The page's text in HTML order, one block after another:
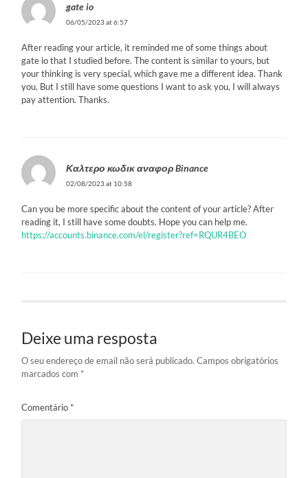
gate io
06/05/2023 at 6:57
After reading your article, it reminded me of some things about
gate io that I studied before. The content is similar to yours, but
your thinking is very special, which gave me a different idea. Thank
you. But I still have some questions I want to ask you, I will always
pay attention. Thanks.
Καλτερο κωδικ αναφορ Binance
02/08/2023 at 10:58
Can you be more specific about the content of your article? After
reading it, I still have some doubts. Hope you can help me.
https://accounts.binance.com/el/register?ref=RQUR4BEO
Deixe uma resposta
O seu endereço de email não será publicado. Campos obrigatórios
marcados com *
Comentário *